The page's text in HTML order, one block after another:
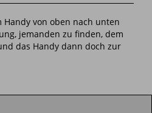
von oben nach unten
jemanden zu finden, dem
das Handy dann doch zur